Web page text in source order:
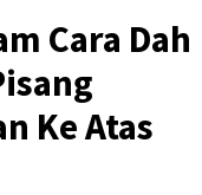
Cara Dah
Ke Atas